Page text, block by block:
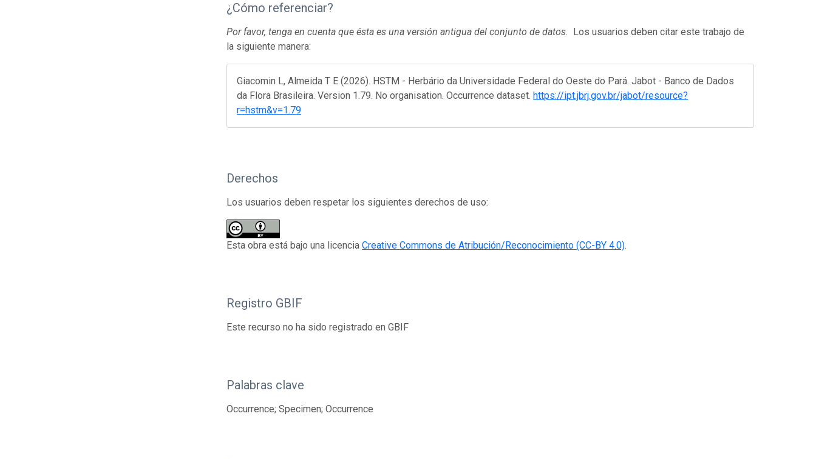
¿Cómo referenciar?
Por favor, tenga en cuenta que ésta es una versión antigua del conjunto de datos.
Los usuarios deben citar este trabajo de
la siguiente manera:
Giacomin L, Almeida T E (2026). HSTM - Herbário da Universidade Federal do Oeste do Pará. Jabot - Banco de Dados
da Flora Brasileira. Version 1.79. No organisation. Occurrence dataset. https://ipt.jbrj.gov.br/jabot/resource?
r=hstm&v=1.79
Derechos
Los usuarios deben respetar los siguientes derechos de uso:
Esta obra está bajo una licenciaCreative Commons de Atribución/Reconocimiento (CC-BY 4.0).
Registro GBIF
Este recurso no ha sido registrado en GBIF
Palabras clave
Occurrence; Specimen; Occurrence